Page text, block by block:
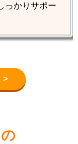
っかりサポー
>